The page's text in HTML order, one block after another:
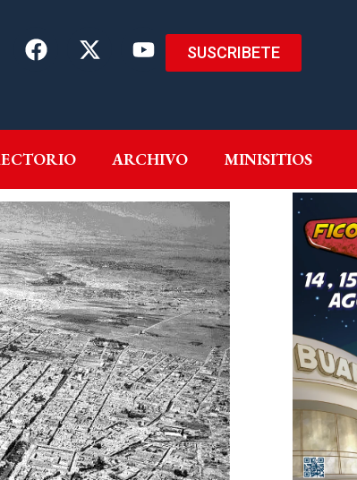
SUSCRIBETE
ARCHIVO MINISITIOS
DIRECTORIO ARCHIVO MINISITIOS